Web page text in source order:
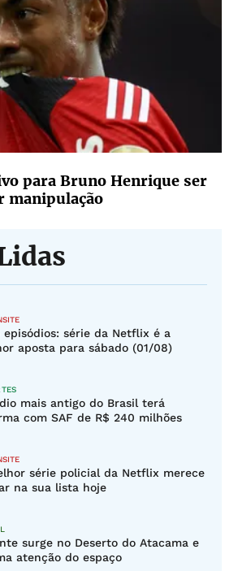
para Bruno Henrique ser
manipulação
episódios: série da Netflix é a
aposta para sábado (01/08)
mais antigo do Brasil terá
com SAF de R$ 240 milhões
série policial da Netflix merece
na sua lista hoje
surge no Deserto do Atacama e
atenção do espaço